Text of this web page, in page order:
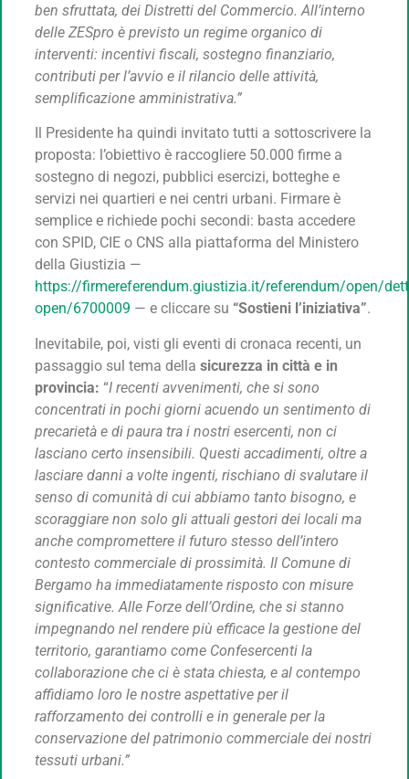
ben sfruttata, dei Distretti del Commercio. All’interno
delle ZESpro è previsto un regime organico di
interventi: incentivi fiscali, sostegno finanziario,
contributi per l’avvio e il rilancio delle attività,
semplificazione amministrativa.”
Il Presidente ha quindi invitato tutti a sottoscrivere la
proposta: l’obiettivo è raccogliere 50.000 firme a
sostegno di negozi, pubblici esercizi, botteghe e
servizi nei quartieri e nei centri urbani. Firmare è
semplice e richiede pochi secondi: basta accedere
con SPID, CIE o CNS alla piattaforma del Ministero
della Giustizia —
https://firmereferendum.giustizia.it/referendum/open/
open/6700009 — e cliccare su “Sostieni l’iniziativa”.
Inevitabile, poi, visti gli eventi di cronaca recenti, un
passaggio sul tema della sicurezza in città e in
provincia: “I recenti avvenimenti, che si sono
concentrati in pochi giorni acuendo un sentimento di
precarietà e di paura tra i nostri esercenti, non ci
lasciano certo insensibili. Questi accadimenti, oltre a
lasciare danni a volte ingenti, rischiano di svalutare il
senso di comunità di cui abbiamo tanto bisogno, e
scoraggiare non solo gli attuali gestori dei locali ma
anche compromettere il futuro stesso dell’intero
contesto commerciale di prossimità. Il Comune di
Bergamo ha immediatamente risposto con misure
significative. Alle Forze dell’Ordine, che si stanno
impegnando nel rendere più efficace la gestione del
territorio, garantiamo come Confesercenti la
collaborazione che ci è stata chiesta, e al contempo
affidiamo loro le nostre aspettative per il
rafforzamento dei controlli e in generale per la
conservazione del patrimonio commerciale dei nostri
tessuti urbani.”